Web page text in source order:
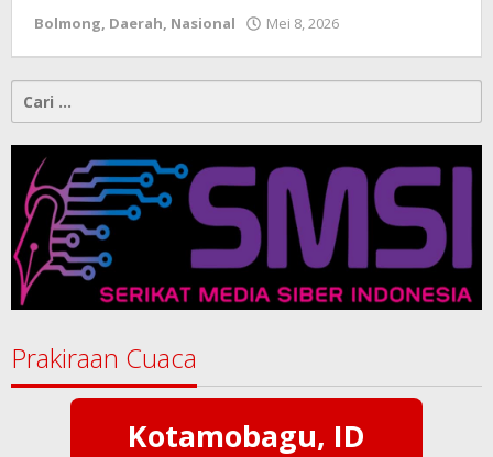
Bolmong, Daerah, Nasional Mei 8, 2026
Cari
untuk:
Prakiraan Cuaca
Kotamobagu, ID